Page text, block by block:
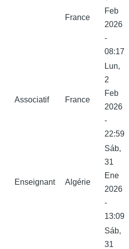
France
Feb
2026
-
08:17
Associatif France
Lun,
2
Feb
2026
-
22:59
Enseignant Algérie
Sáb,
31
Ene
2026
-
13:09
Sáb,
31